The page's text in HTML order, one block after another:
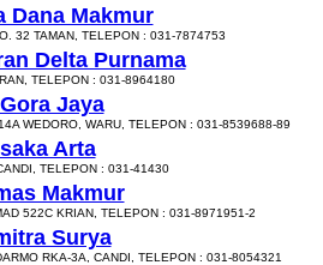
Dana Makmur
32 TAMAN, TELEPON : 031-7874753
Delta Purnama
TELEPON : 031-8964180
Jaya
WEDORO, WARU, TELEPON : 031-8539688-89
Arta
TELEPON : 031-41430
Makmur
522C KRIAN, TELEPON : 031-8971951-2
Surya
RKA-3A, CANDI, TELEPON : 031-8054321